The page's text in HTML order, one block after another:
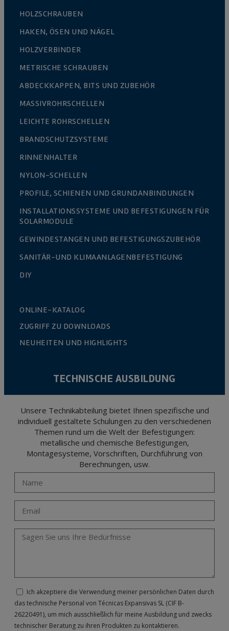
HOLZSCHRAUBEN
HAKEN, ÖSEN UND NÄGEL
HOLZVERBINDER
METRISCHE SCHRAUBEN
ABDECKKAPPEN, BITS UND ZUBEHÖR
MASSIVROHRSCHELLEN
LEICHTE ROHRSCHELLEN
BRANDSCHUTZSYSTEME
RINNENHALTER
NYLON-SCHELLEN
PROFILE, SCHIENEN UND GRUNDANBINDUNGEN
INSTALLATIONSSYSTEME UND BEFESTIGUNGEN FÜR
SOLARMODULE
GEWINDESTANGEN UND BEFESTIGUNGSZUBEHÖR
SANITÄR-UND KLIMAANLAGENBEFESTIGUNG
DIY
ONLINE-KATALOG
ZUGRIFF ZU DOWNLOADS
NEUHEITEN UND HIGHLIGHTS
TECHNISCHE AUSBILDUNG
Unsere Technikabteilung bietet Ihnen spezifische und
individuell gestaltete Schulungen zu den verschiedenen
Themen rund um die Welt der Befestigungen:
metallische und chemische Befestigungen,
Montagesysteme, Vorschriften, Durchführung von
Berechnungen, usw.
Ich akzeptiere die Verwendung meiner persönlichen Daten durch
das technische Personal von Técnicas Expansivas SL (CIF B-
26220491), um mich ausschließlich für meine Ausbildung und zwecks
technischer Beratung zu ihren Produkten zu kontaktieren.